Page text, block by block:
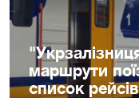
маршрути
список